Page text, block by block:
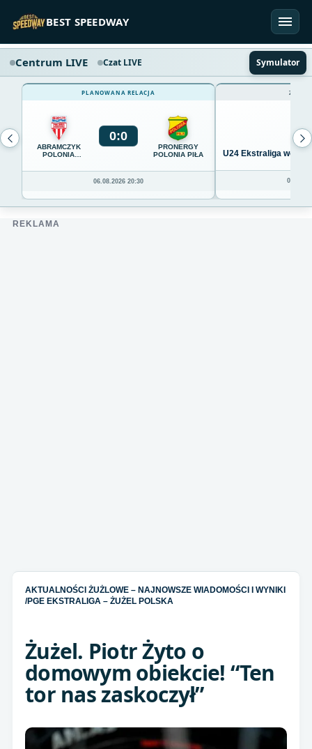
BEST SPEEDWAY
Centrum LIVE Czat LIVE Symulator
PLANOWANA RELACJA
ABRAMCZYK
POLONIA
0:0
PRONERGY
POLONIA PIŁA
06.08.2026 20:30
U24 Ekstraliga we
REKLAMA
AKTUALNOŚCI ŻUŻLOWE – NAJNOWSZE WIADOMOŚCI I WYNIKI
/PGE EKSTRALIGA – ŻUŻEL POLSKA
Żużel. Piotr Żyto o
domowym obiekcie! “Ten
tor nas zaskoczył”